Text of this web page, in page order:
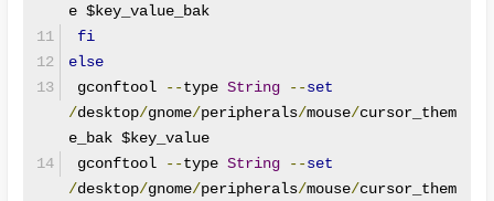
e $key_value_bak
fi
else
gconftool
--type String --set
/desktop/gnome/peripherals/mouse/cursor_them
e_bak $key_value
gconftool
--type String --set
/desktop/gnome/peripherals/mouse/cursor_them